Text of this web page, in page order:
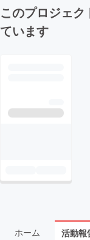
このプロジェ
ています
ホーム 活動報